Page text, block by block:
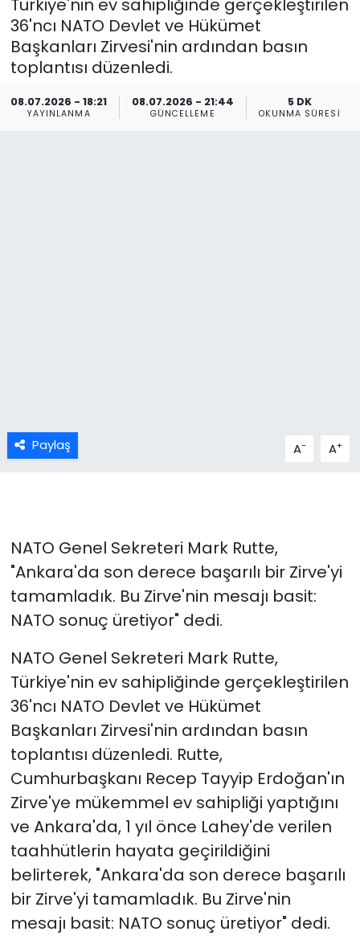
Türkiye'nin ev sahipliğinde gerçekleştirilen
36'ncı NATO Devlet ve Hükümet
Başkanları Zirvesi'nin ardından basın
toplantısı düzenledi.
08.07.2026 - 18:21
YAYINLANMA
08.07.2026 - 21:44
GÜNCELLEME
5 DK
OKUNMA SÜRESI
Paylaş A- A+
NATO Genel Sekreteri Mark Rutte,
"Ankara'da son derece başarılı bir Zirve'yi
tamamladık. Bu Zirve'nin mesajı basit:
NATO sonuç üretiyor" dedi.
NATO Genel Sekreteri Mark Rutte,
Türkiye'nin ev sahipliğinde gerçekleştirilen
36'ncı NATO Devlet ve Hükümet
Başkanları Zirvesi'nin ardından basın
toplantısı düzenledi. Rutte,
Cumhurbaşkanı Recep Tayyip Erdoğan'ın
Zirve'ye mükemmel ev sahipliği yaptığını
ve Ankara'da, 1 yıl önce Lahey'de verilen
taahhütlerin hayata geçirildiğini
belirterek, "Ankara'da son derece başarılı
bir Zirve'yi tamamladık. Bu Zirve'nin
mesajı basit: NATO sonuç üretiyor" dedi.